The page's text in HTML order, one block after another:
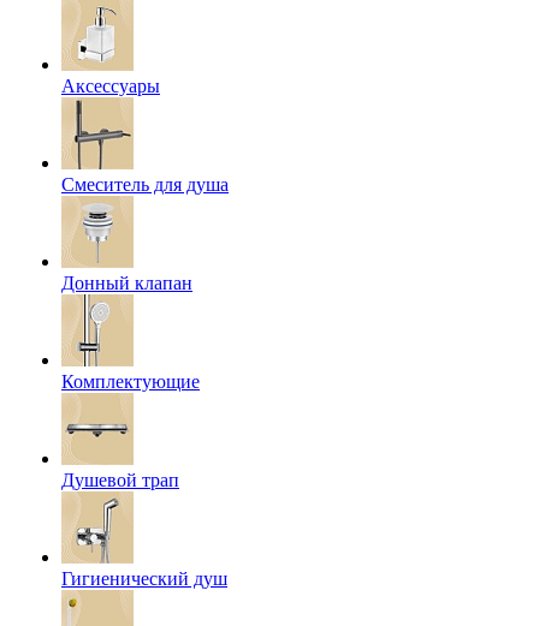
Аксессуары
Смеситель для душа
Донный клапан
Комплектующие
Душевой трап
Гигиенический душ